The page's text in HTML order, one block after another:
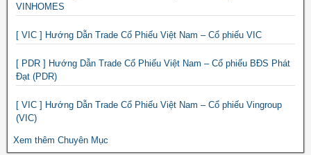
VINHOMES
[ VIC ] Hướng Dẫn Trade Cổ Phiếu Việt Nam – Cổ phiếu VIC
[ PDR ] Hướng Dẫn Trade Cổ Phiếu Việt Nam – Cổ phiếu BĐS Phát
Đạt (PDR)
[ VIC ] Hướng Dẫn Trade Cổ Phiếu Việt Nam – Cổ phiếu Vingroup
(VIC)
Xem thêm Chuyên Mục